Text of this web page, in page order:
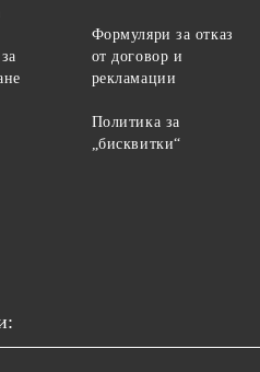
Формуляри за отказ
от договор и
рекламации
Политика за
„бисквитки“